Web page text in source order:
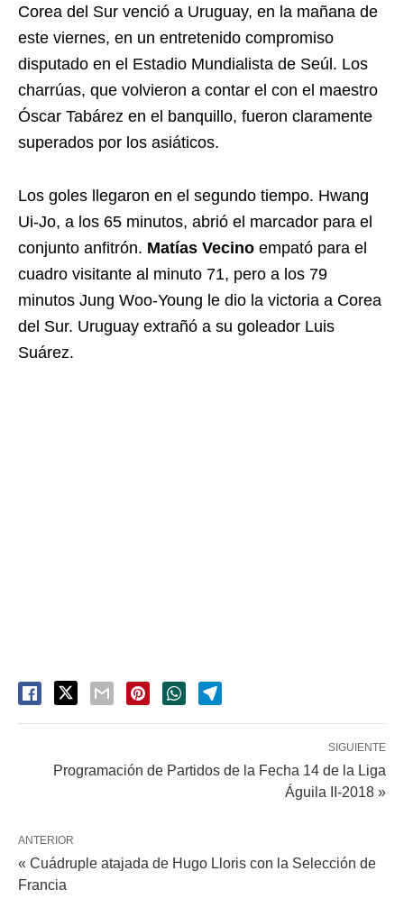
Corea del Sur venció a Uruguay, en la mañana de
este viernes, en un entretenido compromiso
disputado en el Estadio Mundialista de Seúl. Los
charrúas, que volvieron a contar el con el maestro
Óscar Tabárez en el banquillo, fueron claramente
superados por los asiáticos.
Los goles llegaron en el segundo tiempo. Hwang
Ui-Jo, a los 65 minutos, abrió el marcador para el
conjunto anfitrón. Matías Vecino empató para el
cuadro visitante al minuto 71, pero a los 79
minutos Jung Woo-Young le dio la victoria a Corea
del Sur. Uruguay extrañó a su goleador Luis
Suárez.
SIGUIENTE
Programación de Partidos de la Fecha 14 de la Liga
Águila II-2018 »
ANTERIOR
« Cuádruple atajada de Hugo Lloris con la Selección de
Francia